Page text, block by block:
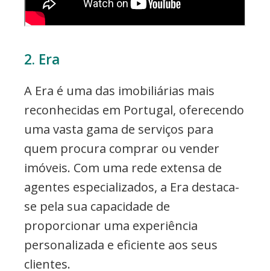
2. Era
A Era é uma das imobiliárias mais
reconhecidas em Portugal, oferecendo
uma vasta gama de serviços para
quem procura comprar ou vender
imóveis. Com uma rede extensa de
agentes especializados, a Era destaca-
se pela sua capacidade de
proporcionar uma experiência
personalizada e eficiente aos seus
clientes.